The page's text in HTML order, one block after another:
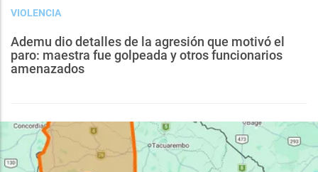
VIOLENCIA
Ademu dio detalles de la agresión que motivó el
paro: maestra fue golpeada y otros funcionarios
amenazados